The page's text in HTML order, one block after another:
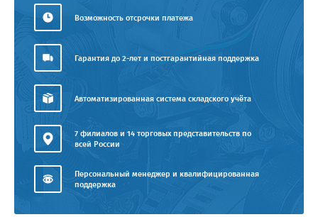
Возможность отсрочки платежа
Гарантия до 2-лет и постгарантийная поддержка
Автоматизированная система складского учёта
7 филиалов и 14 торговых представительств по
всей России
Персональный менеджер и квалифицированная
поддержка